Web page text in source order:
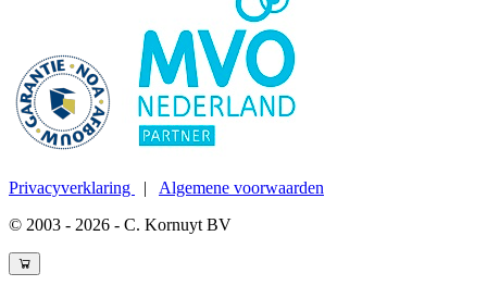
Privacyverklaring
Algemene voorwaarden
© 2003 - 2026 - C. Kornuyt BV